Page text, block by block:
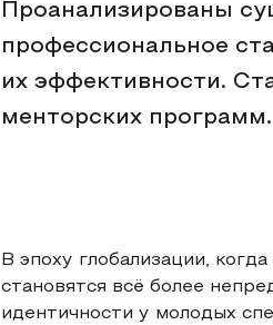
Проанализированы
профессиональное
их эффективности.
менторских программ.
В эпоху глобализации,
становятся всё более
идентичности у молодых